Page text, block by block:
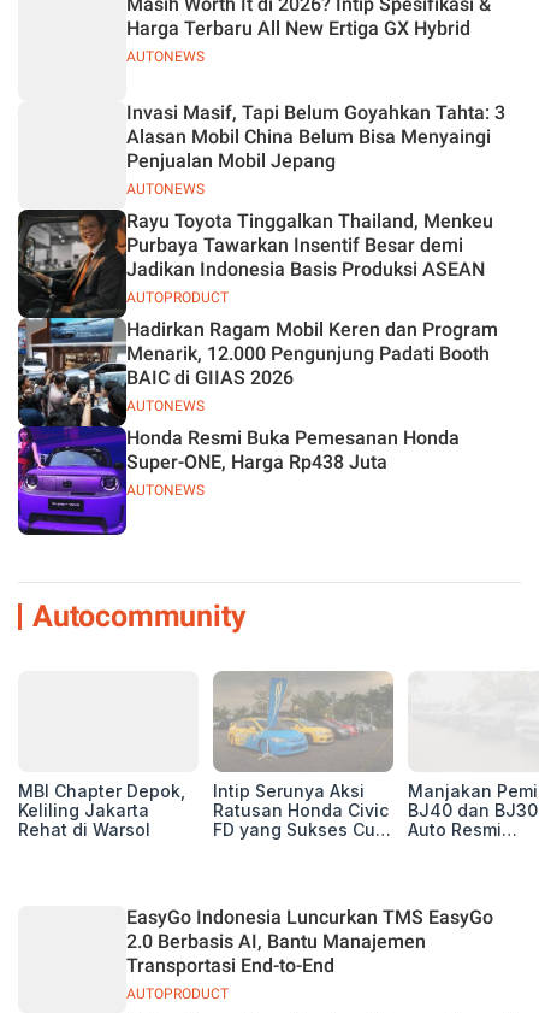
AUTONEWS
Harga Terbaru All New Ertiga GX Hybrid
AUTONEWS
Invasi Masif, Tapi Belum Goyahkan Tahta: 3
Alasan Mobil China Belum Bisa Menyaingi
Penjualan Mobil Jepang
AUTOPRODUCT
Rayu Toyota Tinggalkan Thailand, Menkeu
Purbaya Tawarkan Insentif Besar demi
Jadikan Indonesia Basis Produksi ASEAN
AUTONEWS
Hadirkan Ragam Mobil Keren dan Program
Menarik, 12.000 Pengunjung Padati Booth
BAIC di GIIAS 2026
AUTONEWS
Honda Resmi Buka Pemesanan Honda
Super-ONE, Harga Rp438 Juta
Autocommunity
MBI Chapter Depok,
Keliling Jakarta
Rehat di Warsol
Intip Serunya Aksi
Ratusan Honda Civic
FD yang Sukses Curi
Manjakan
BJ40 dan
Auto Resmi
AUTOPRODUCT
EasyGo Indonesia Luncurkan TMS EasyGo
2.0 Berbasis AI, Bantu Manajemen
Transportasi End-to-End